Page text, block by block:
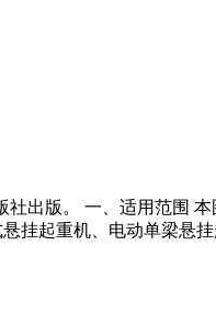
出版。 一、适用范围
挂起重机、电动单梁悬